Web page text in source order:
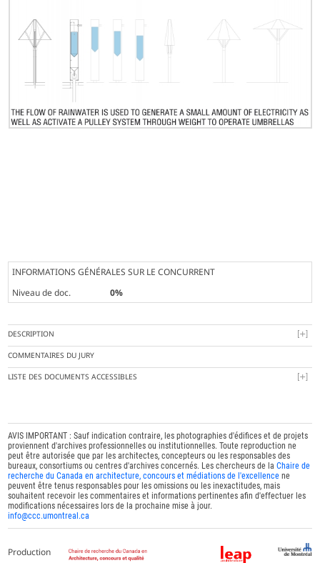
INFORMATIONS GÉNÉRALES SUR LE CONCURRENT
Niveau de doc.
0%
DESCRIPTION
COMMENTAIRES DU JURY
LISTE DES DOCUMENTS ACCESSIBLES
AVIS IMPORTANT : Sauf indication contraire, les photographies d'édifices et de projets
proviennent d'archives professionnelles ou institutionnelles. Toute reproduction ne
peut être autorisée que par les architectes, concepteurs ou les responsables des
bureaux, consortiums ou centres d'archives concernés. Les chercheurs de laChaire de
recherche du Canada en architecture, concours et médiations de l'excellence ne
peuvent être tenus responsables pour les omissions ou les inexactitudes, mais
souhaitent recevoir les commentaires et informations pertinentes afin d'effectuer les
modifications nécessaires lors de la prochaine mise à jour.
info@ccc.umontreal.ca
Production